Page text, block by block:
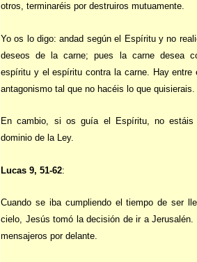
otros, terminaréis por destruiros mutuamente.
Yo os lo digo: andad según el Espíritu y no
deseos de la carne; pues la carne desea
espíritu y el espíritu contra la carne. Hay entre
antagonismo tal que no hacéis lo que quisierais.
En cambio, si os guía el Espíritu, no estáis
dominio de la Ley.
Lucas 9, 51-62:
Cuando se iba cumpliendo el tiempo de ser
cielo, Jesús tomó la decisión de ir a Jerusalén.
mensajeros por delante.